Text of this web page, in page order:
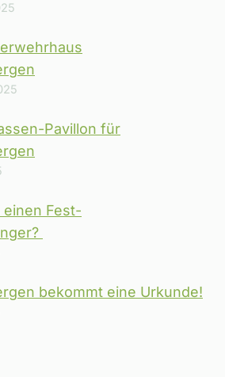
Pavillon für
Fest-
bekommt eine Urkunde!